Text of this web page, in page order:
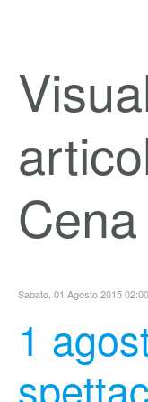
Sabato, 01 Agosto 2015 02:00
1